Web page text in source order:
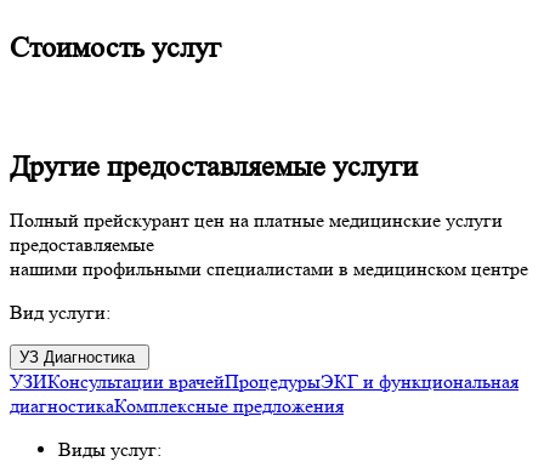
Стоимость услуг
Другие предоставляемые услуги
Полный прейскурант цен на платные медицинские услуги
предоставляемые
нашими профильными специалистами в медицинском центре
Вид услуги:
УЗ Диагностика
УЗИКонсультации врачейПроцедурыЭКГ и функциональная
диагностикаКомплексные предложения
Виды услуг: